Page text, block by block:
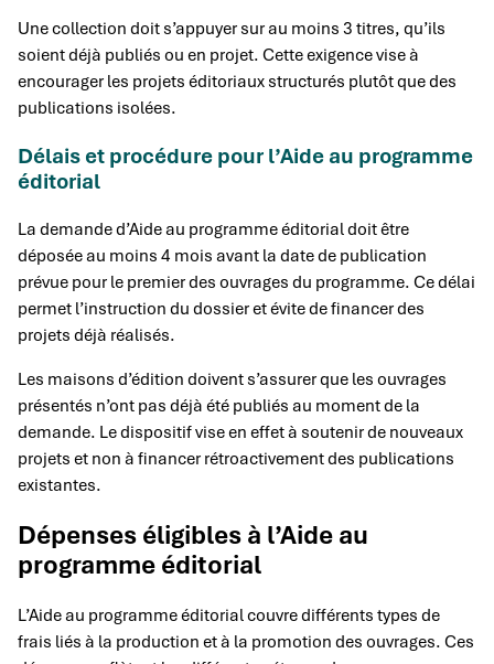
Une collection doit s’appuyer sur au moins 3 titres, qu’ils
soient déjà publiés ou en projet. Cette exigence vise à
encourager les projets éditoriaux structurés plutôt que des
publications isolées.
Délais et procédure pour l’Aide au programme
éditorial
La demande d’Aide au programme éditorial doit être
déposée au moins 4 mois avant la date de publication
prévue pour le premier des ouvrages du programme. Ce délai
permet l’instruction du dossier et évite de financer des
projets déjà réalisés.
Les maisons d’édition doivent s’assurer que les ouvrages
présentés n’ont pas déjà été publiés au moment de la
demande. Le dispositif vise en effet à soutenir de nouveaux
projets et non à financer rétroactivement des publications
existantes.
Dépenses éligibles à l’Aide au
programme éditorial
L’Aide au programme éditorial couvre différents types de
frais liés à la production et à la promotion des ouvrages. Ces